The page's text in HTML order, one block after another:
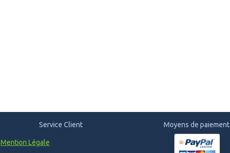
Service Client
Mention Légale
Moyens de paiement